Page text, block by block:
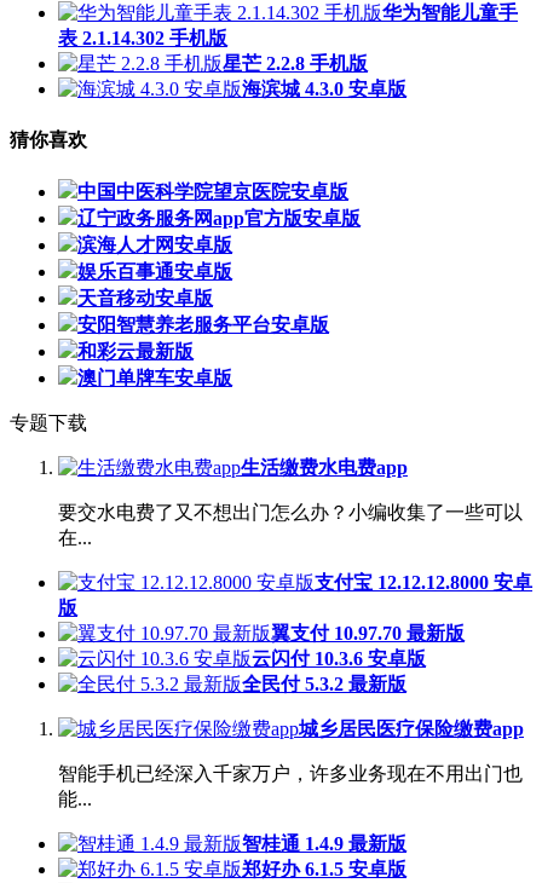
华为智能儿童手
表 2.1.14.302 手机版
星芒 2.2.8 手机版
海滨城 4.3.0 安卓版
猜你喜欢
中国中医科学院望京医院安卓版
辽宁政务服务网app官方版安卓版
滨海人才网安卓版
娱乐百事通安卓版
天音移动安卓版
安阳智慧养老服务平台安卓版
和彩云最新版
澳门单牌车安卓版
专题下载
生活缴费水电费app
要交水电费了又不想出门怎么办？小编收集了一些可以
在...
支付宝 12.12.12.8000 安卓
版
翼支付 10.97.70 最新版
云闪付 10.3.6 安卓版
全民付 5.3.2 最新版
城乡居民医疗保险缴费app
智能手机已经深入千家万户，许多业务现在不用出门也
能...
智桂通 1.4.9 最新版
郑好办 6.1.5 安卓版